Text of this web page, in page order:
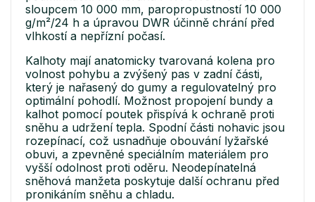
sloupcem 10 000 mm, paropropustností 10 000
g/m²/24 h a úpravou DWR účinně chrání před
vlhkostí a nepřízní počasí.
Kalhoty mají anatomicky tvarovaná kolena pro
volnost pohybu a zvýšený pas v zadní části,
který je nařasený do gumy a regulovatelný pro
optimální pohodlí. Možnost propojení bundy a
kalhot pomocí poutek přispívá k ochraně proti
sněhu a udržení tepla. Spodní části nohavic jsou
rozepínací, což usnadňuje obouvání lyžařské
obuvi, a zpevněné speciálním materiálem pro
vyšší odolnost proti oděru. Neodepínatelná
sněhová manžeta poskytuje další ochranu před
pronikáním sněhu a chladu.